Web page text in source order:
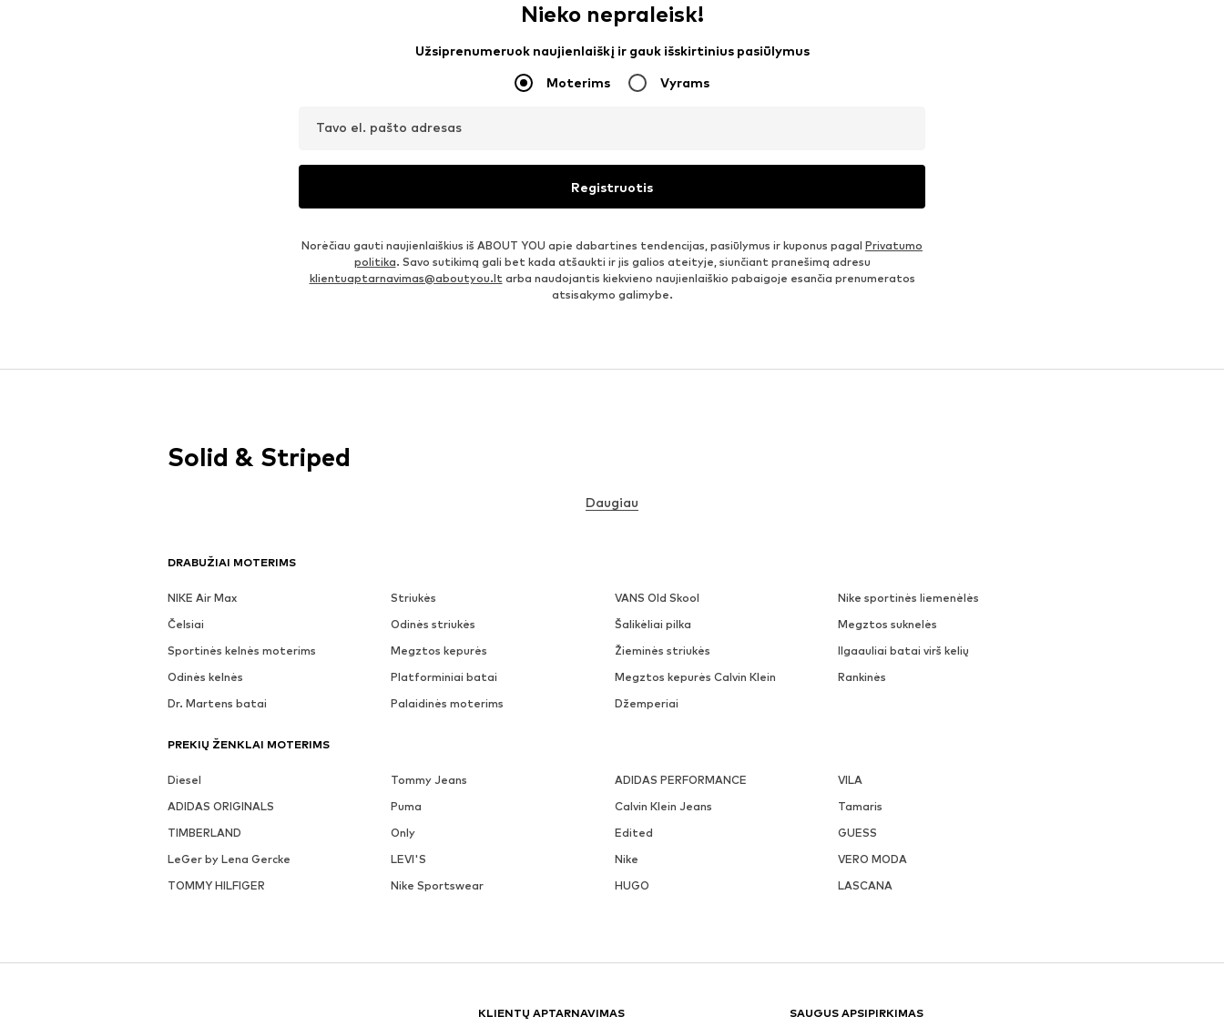
Nieko nepraleisk!
Užsiprenumeruok naujienlaiškį ir gauk išskirtinius pasiūlymus
Moterims Vyrams
Tavo el. pašto adresas
Registruotis
Norėčiau gauti naujienlaiškius iš ABOUT YOU apie dabartines tendencijas, pasiūlymus ir kuponus pagal Privatumo
politika. Savo sutikimą gali bet kada atšaukti ir jis galios ateityje, siunčiant pranešimą adresu
klientuaptarnavimas@aboutyou.ltarba naudojantis kiekvieno naujienlaiškio pabaigoje esančia prenumeratos
atsisakymo galimybe.
DRABUŽIAI MOTERIMS
NIKE Air Max Striukės VANS Old Skool
Nike sportinės liemenėlės
Čelsiai
Odinės striukės Šalikėliai pilka
Megztos suknelės
Sportinės kelnės moterims
Megztos kepurės Žieminės striukės
Ilgaauliai batai virš kelių
Odinės kelnės
Platforminiai batai Megztos kepurės Calvin Klein
Rankinės
Dr. Martens batai
Palaidinės moterims Džemperiai
PREKIŲ ŽENKLAI MOTERIMS
Diesel Tommy Jeans ADIDAS PERFORMANCE
VILA
ADIDAS ORIGINALS
Puma Calvin Klein Jeans
Tamaris
TIMBERLAND
Only Edited
GUESS
LeGer by Lena Gercke
LEVI'S Nike
VERO MODA
TOMMY HILFIGER
Nike Sportswear HUGO LASCANA
KLIENTŲ APTARNAVIMAS SAUGUS APSIPIRKIMAS
Solid & Striped
Daugiau